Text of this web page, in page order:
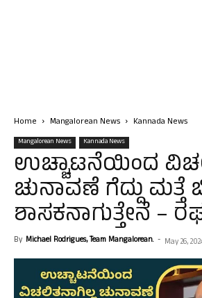
Home Mangalorean News Kannada News
Mangalorean News Kannada News
ಉಚ್ಚಾಟನೆಯಿಂದ
ಚುನಾವಣೆ ಗೆದ್ದು
ಶಾಸಕನಾಗುತ್ತೇನೆ –
By Michael Rodrigues, Team Mangalorean. - May 26,